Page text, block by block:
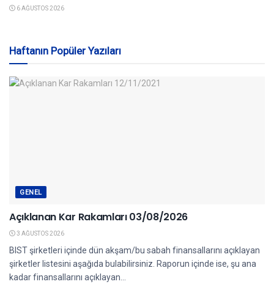
6 AĞUSTOS 2026
Haftanın Popüler Yazıları
GENEL
Açıklanan Kar Rakamları 03/08/2026
3 AĞUSTOS 2026
BIST şirketleri içinde dün akşam/bu sabah finansallarını açıklayan
şirketler listesini aşağıda bulabilirsiniz. Raporun içinde ise, şu ana
kadar finansallarını açıklayan...